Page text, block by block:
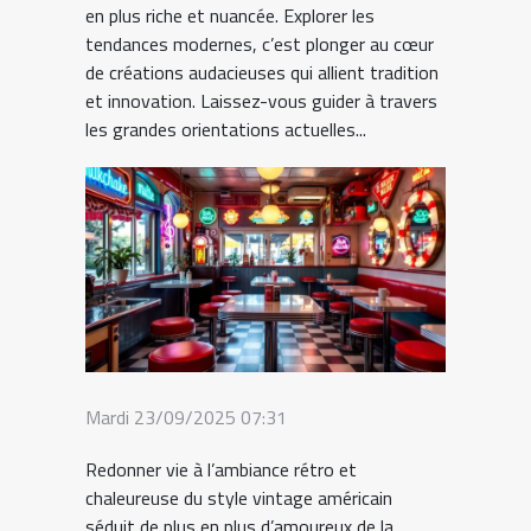
en plus riche et nuancée. Explorer les
tendances modernes, c’est plonger au cœur
de créations audacieuses qui allient tradition
et innovation. Laissez-vous guider à travers
les grandes orientations actuelles...
Mardi 23/09/2025 07:31
Redonner vie à l’ambiance rétro et
chaleureuse du style vintage américain